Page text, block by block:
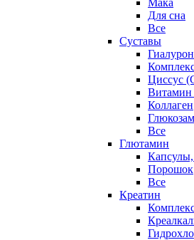
Для сна
Все
Суставы
Циссус
Витамин
Коллаген
Все
Глютамин
Капсулы,
Порошок
Все
Креатин